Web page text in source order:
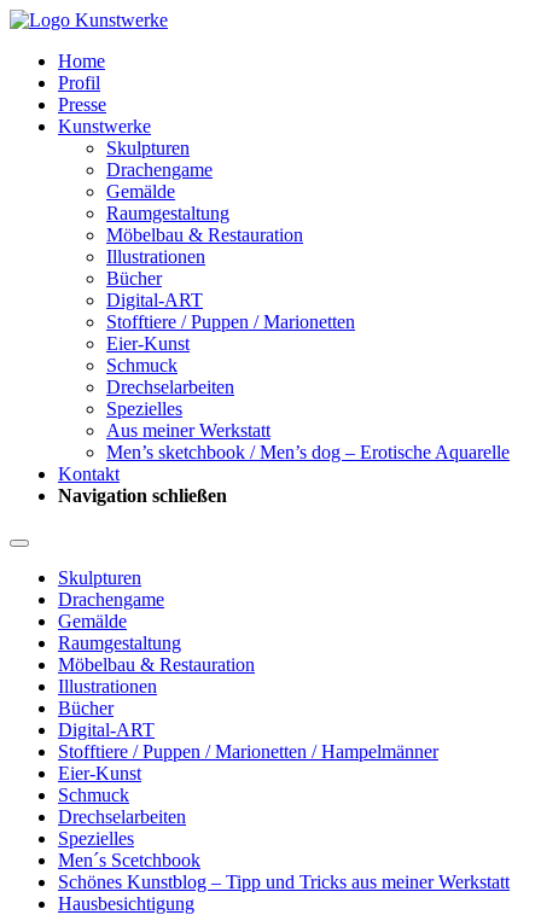
Home
Profil
Presse
Kunstwerke
Skulpturen
Drachengame
Gemälde
Raumgestaltung
Möbelbau & Restauration
Illustrationen
Bücher
Digital-ART
Stofftiere / Puppen / Marionetten
Eier-Kunst
Schmuck
Drechselarbeiten
Spezielles
Aus meiner Werkstatt
Men’s sketchbook / Men’s dog – Erotische Aquarelle
Kontakt
Navigation schließen
Skulpturen
Drachengame
Gemälde
Raumgestaltung
Möbelbau & Restauration
Illustrationen
Bücher
Digital-ART
Stofftiere / Puppen / Marionetten / Hampelmänner
Eier-Kunst
Schmuck
Drechselarbeiten
Spezielles
Men´s Scetchbook
Schönes Kunstblog – Tipp und Tricks aus meiner Werkstatt
Hausbesichtigung